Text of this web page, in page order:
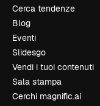
Cerca tendenze
Blog
Eventi
Slidesgo
Vendi i tuoi contenuti
Sala stampa
Cerchi magnific.ai